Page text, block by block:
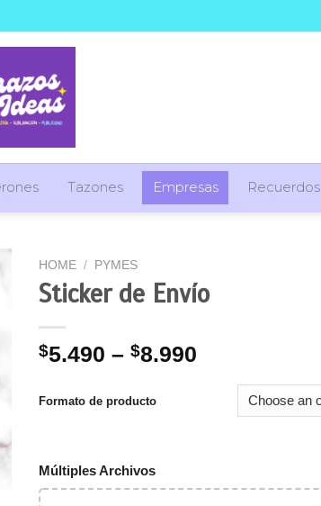
Tazones Empresas Recuerdos
HOME / PYMES
Sticker de Envío
$5.490 – $8.990
Formato de producto
Múltiples Archivos